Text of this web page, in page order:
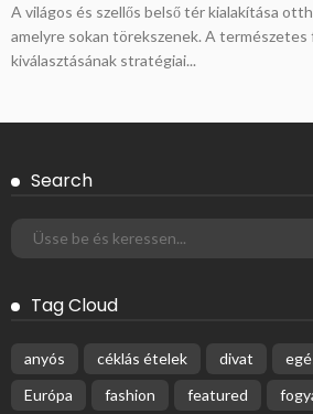
A világos és szellős belső tér kialakítása
amelyre sokan törekszenek. A természetes
kiválasztásának stratégiai...
Search
Tag Cloud
anyós céklás ételek divat
Európa
fashion featured